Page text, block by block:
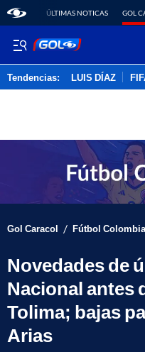
ÚLTIMAS NOTICAS GOL
Tendencias: LUIS DÍAZ
Gol Caracol / Fútbol
Novedades de
Nacional antes
Tolima; bajas
Arias